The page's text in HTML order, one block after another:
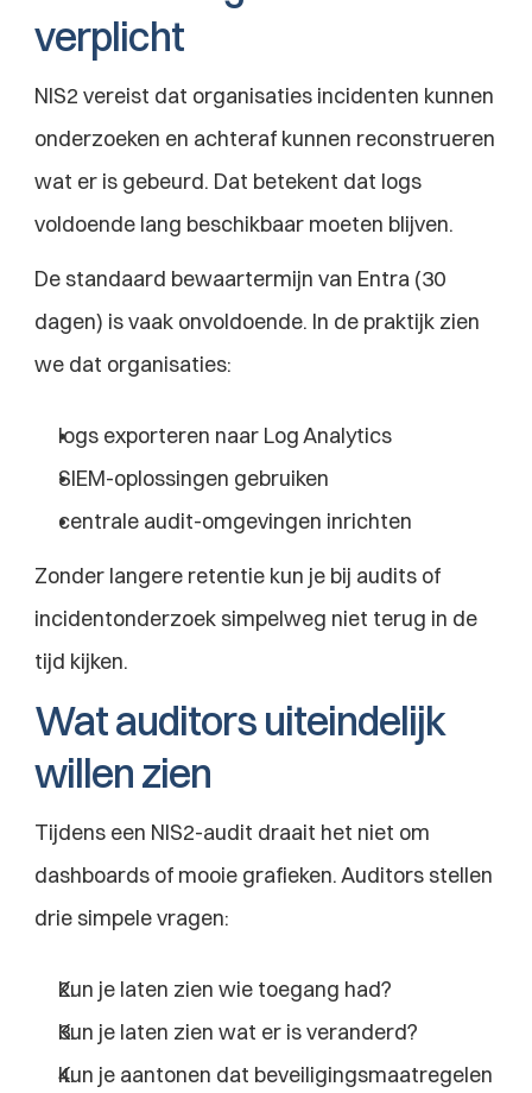
verplicht
NIS2 vereist dat organisaties incidenten kunnen
onderzoeken en achteraf kunnen reconstrueren
wat er is gebeurd. Dat betekent dat logs
voldoende lang beschikbaar moeten blijven.
De standaard bewaartermijn van Entra (30
dagen) is vaak onvoldoende. In de praktijk zien
we dat organisaties:
logs exporteren naar Log Analytics
SIEM-oplossingen gebruiken
centrale audit-omgevingen inrichten
Zonder langere retentie kun je bij audits of
incidentonderzoek simpelweg niet terug in de
tijd kijken.
Wat auditors uiteindelijk
willen zien
Tijdens een NIS2-audit draait het niet om
dashboards of mooie grafieken. Auditors stellen
drie simpele vragen:
Kun je laten zien wie toegang had?
Kun je laten zien wat er is veranderd?
Kun je aantonen dat beveiligingsmaatregelen